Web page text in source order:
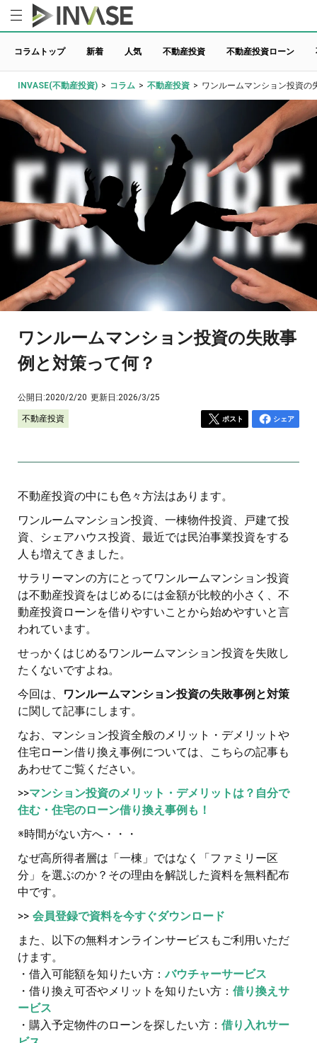
コラムトップ 新着 人気 不動産投資 不動産投資ローン
INVASE(不動産投資) > コラム > 不動産投資 > ワンルームマンション投資の
ワンルームマンション投資の失敗事
例と対策って何？
公開日:2020/2/20 更新日:2026/3/25
不動産投資 ポスト シェア
不動産投資の中にも色々方法はあります。
ワンルームマンション投資、一棟物件投資、戸建て投
資、シェアハウス投資、最近では民泊事業投資をする
人も増えてきました。
サラリーマンの方にとってワンルームマンション投資
は不動産投資をはじめるには金額が比較的小さく、不
動産投資ローンを借りやすいことから始めやすいと言
われています。
せっかくはじめるワンルームマンション投資を失敗し
たくないですよね。
今回は、
ワンルームマンション投資の失敗事例と対策
に関して記事にします。
なお、マンション投資全般のメリット・デメリットや
住宅ローン借り換え事例については、こちらの記事も
あわせてご覧ください。
>>マンション投資のメリット・デメリットは？自分で
住む・住宅のローン借り換え事例も！
※時間がない方へ・・・
なぜ高所得者層は「一棟」ではなく「ファミリー区
分」を選ぶのか？その理由を解説した資料を無料配布
中です。
>> 会員登録で資料を今すぐダウンロード
また、以下の無料オンラインサービスもご利用いただ
けます。
・借入可能額を知りたい方：バウチャーサービス
・借り換え可否やメリットを知りたい方： 借り換えサ
ービス
・購入予定物件のローンを探したい方： 借り入れサー